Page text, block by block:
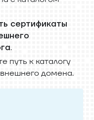
сертификаты
.
путь к каталогу
домена.